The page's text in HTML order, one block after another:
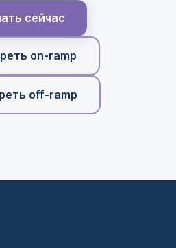
сейчас
on-ramp
off-ramp